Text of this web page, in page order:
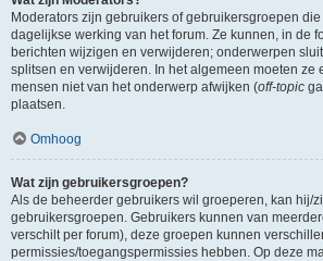
Moderators zijn gebruikers of gebruikersgroepen
dagelijkse werking van het forum. Ze kunnen, in de
berichten wijzigen en verwijderen; onderwerpen
splitsen en verwijderen. In het algemeen moeten ze
mensen niet van het onderwerp afwijken (off-topic
plaatsen.
Omhoog
Wat zijn gebruikersgroepen?
Als de beheerder gebruikers wil groeperen, kan hij/
gebruikersgroepen. Gebruikers kunnen van
verschilt per forum), deze groepen kunnen
permissies/toegangspermissies hebben. Op deze